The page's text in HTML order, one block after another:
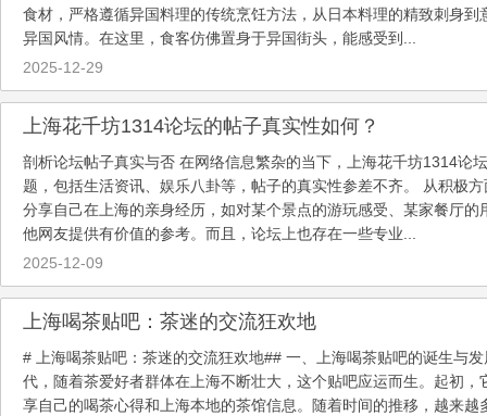
食材，严格遵循异国料理的传统烹饪方法，从日本料理的精致刺身
异国风情。在这里，食客仿佛置身于异国街头，能感受到...
2025-12-29
上海花千坊1314论坛的帖子真实性如何？
剖析论坛帖子真实与否 在网络信息繁杂的当下，上海花千坊1314论
题，包括生活资讯、娱乐八卦等，帖子的真实性参差不齐。 从积极
分享自己在上海的亲身经历，如对某个景点的游玩感受、某家餐厅
他网友提供有价值的参考。而且，论坛上也存在一些专业...
2025-12-09
上海喝茶贴吧：茶迷的交流狂欢地
# 上海喝茶贴吧：茶迷的交流狂欢地## 一、上海喝茶贴吧的诞生与
代，随着茶爱好者群体在上海不断壮大，这个贴吧应运而生。起初
享自己的喝茶心得和上海本地的茶馆信息。随着时间的推移，越来